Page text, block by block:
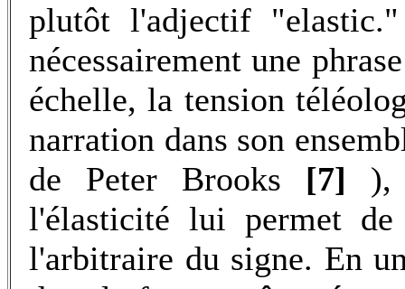
plutôt l'adjectif
nécessairement une
échelle, la tension
narration dans son
de Peter Brooks [7] ),
l'élasticité lui permet de
l'arbitraire du signe. En